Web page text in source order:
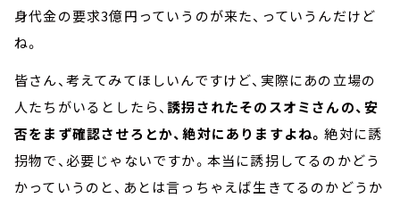
身代金の要求3億円っていうのが来た、っていうんだけど
ね。
皆さん、考えてみてほしいんですけど、実際にあの立場の
人たちがいるとしたら、誘拐されたそのスオミさんの、安
否をまず確認させろとか、絶対にありますよね。絶対に誘
拐物で、必要じゃないですか。本当に誘拐してるのかどう
かっていうのと、あとは言っちゃえば生きてるのかどうか